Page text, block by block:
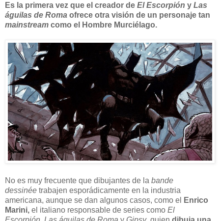
Es la primera vez que el creador de El Escorpión y Las
águilas de Roma ofrece otra visión de un personaje tan
mainstream como el Hombre Murciélago.
No es muy frecuente que dibujantes de la bande
dessinée trabajen esporádicamente en la industria
americana, aunque se dan algunos casos, como el
Enrico
Marini, el italiano responsable de series como El